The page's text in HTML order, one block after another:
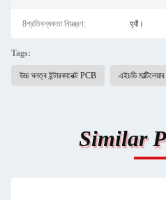
8প্রতিবন্ধকতা নিয়ন্ত্রণ: হ্যাঁ।
Tags:
উচ্চ ঘনত্ব ইন্টারকানেক্ট PCB এইচডি মাল্টিলেয়ার
Similar